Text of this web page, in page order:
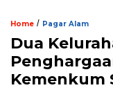
Home / Pagar Alam
Dua
Kemenkum